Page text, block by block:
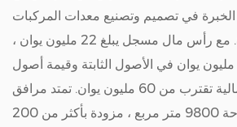
عامًا من الخبرة في تصميم وتصنيع معدات المركبات
العضوية المتطايرة. مع رأس مال مسجل يبلغ 22 مليون يوان ،
لدينا ما يقرب من 40 مليون يوان في الأصول الثابتة وقيمة أصول
إجمالية تقترب من 60 مليون يوان. تمتد مرافق Rootuction
الخاصة بنا بمساحة 9800 متر مربع ، مزودة بأكثر من 200